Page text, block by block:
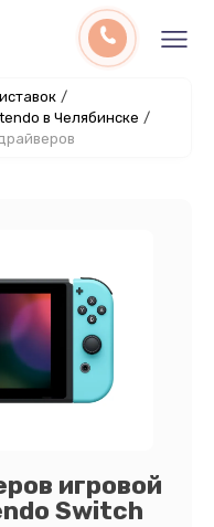
/
в Челябинске /
игровой
Switch